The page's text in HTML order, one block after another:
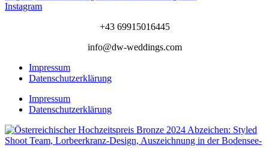
Instagram
+43 69915016445
info@dw-weddings.com
Impressum
Datenschutzerklärung
Impressum
Datenschutzerklärung